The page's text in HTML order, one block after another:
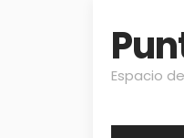
Espacio